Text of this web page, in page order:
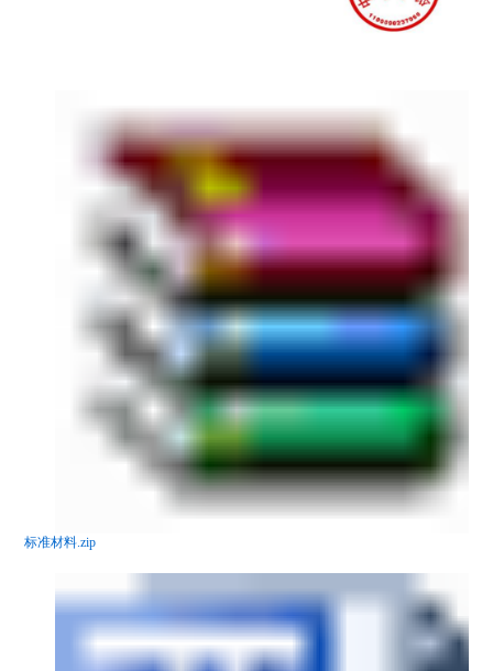
标准材料.zip